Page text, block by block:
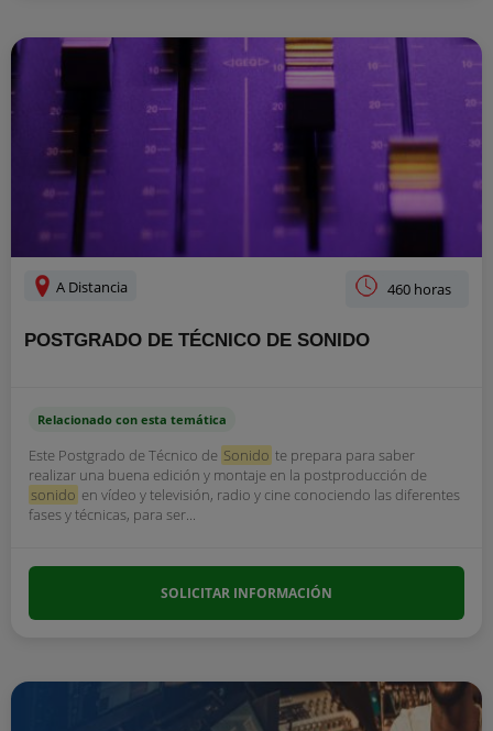
A Distancia 460 horas
POSTGRADO DE TÉCNICO DE SONIDO
Relacionado con esta temática
Este Postgrado de Técnico de Sonido te prepara para saber
realizar una buena edición y montaje en la postproducción de
sonido en vídeo y televisión, radio y cine conociendo las diferentes
fases y técnicas, para ser...
SOLICITAR INFORMACIÓN